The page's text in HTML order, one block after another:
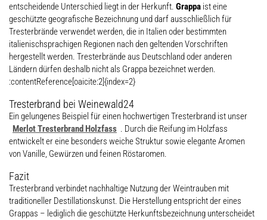
entscheidende Unterschied liegt in der Herkunft. Grappa ist eine
geschützte geografische Bezeichnung und darf ausschließlich für
Tresterbrände verwendet werden, die in Italien oder bestimmten
italienischsprachigen Regionen nach den geltenden Vorschriften
hergestellt werden. Tresterbrände aus Deutschland oder anderen
Ländern dürfen deshalb nicht als Grappa bezeichnet werden.
:contentReference[oaicite:2]{index=2}
Tresterbrand bei Weinewald24
Ein gelungenes Beispiel für einen hochwertigen Tresterbrand ist unser
Merlot Tresterbrand Holzfass . Durch die Reifung im Holzfass
entwickelt er eine besonders weiche Struktur sowie elegante Aromen
von Vanille, Gewürzen und feinen Röstaromen.
Fazit
Tresterbrand verbindet nachhaltige Nutzung der Weintrauben mit
traditioneller Destillationskunst. Die Herstellung entspricht der eines
Grappas – lediglich die geschützte Herkunftsbezeichnung unterscheidet